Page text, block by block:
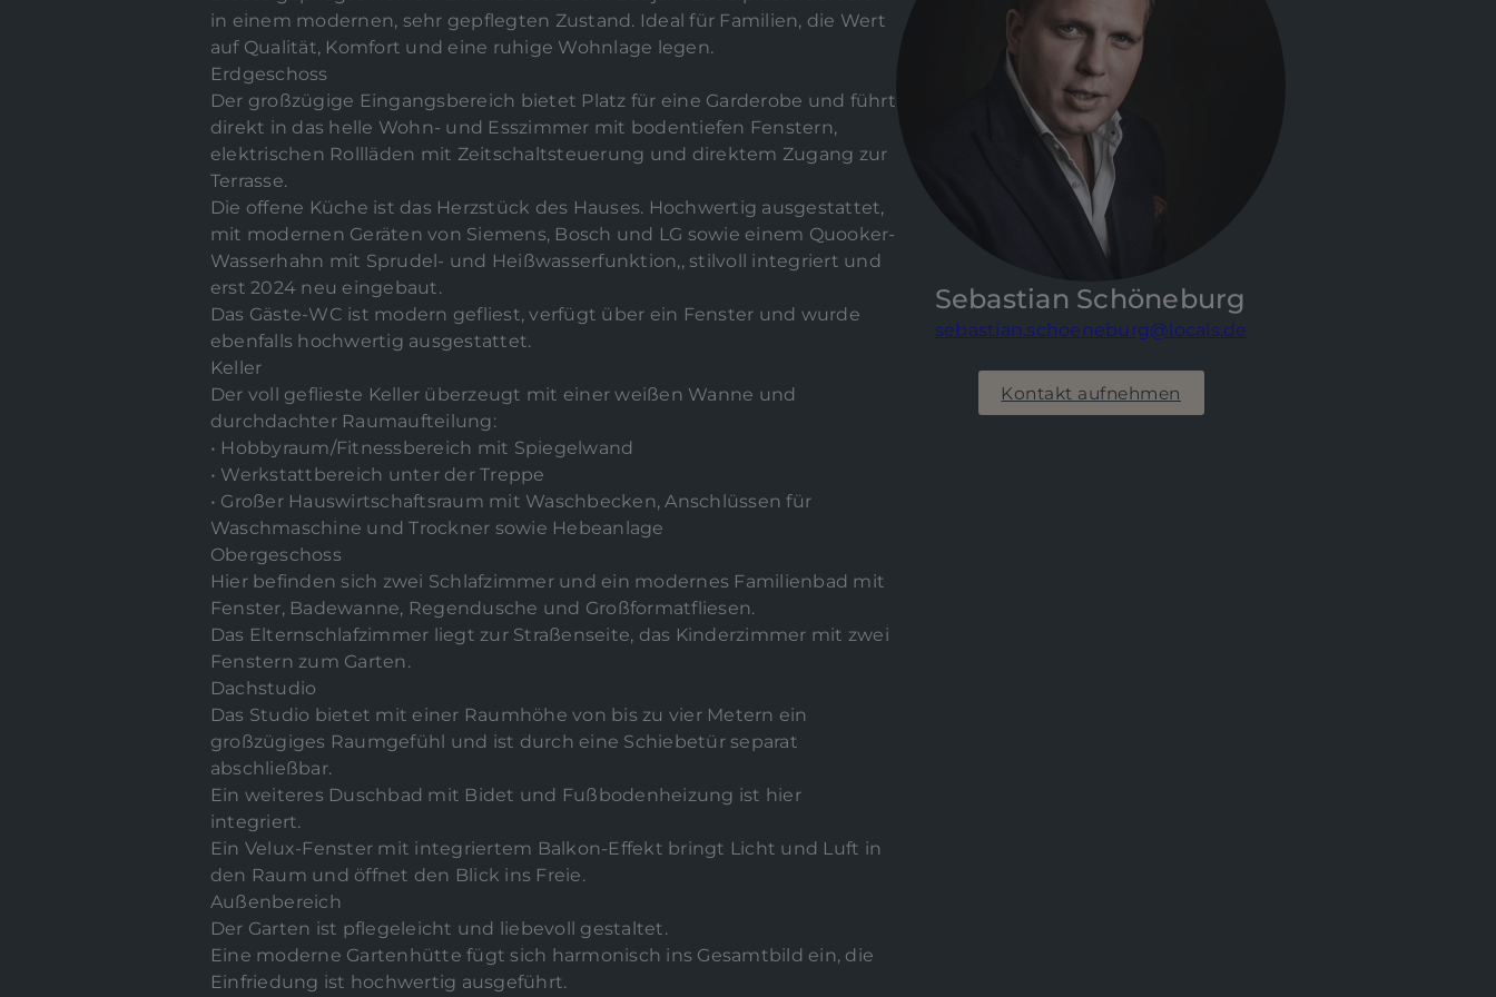
in einem modernen, sehr gepflegten Zustand. Ideal für Familien, die Wert
auf Qualität, Komfort und eine ruhige Wohnlage legen.
Erdgeschoss
Der großzügige Eingangsbereich bietet Platz für eine Garderobe und führt
direkt in das helle Wohn- und Esszimmer mit bodentiefen Fenstern,
elektrischen Rollläden mit Zeitschaltsteuerung und direktem Zugang zur
Terrasse.
Die offene Küche ist das Herzstück des Hauses. Hochwertig ausgestattet,
mit modernen Geräten von Siemens, Bosch und LG sowie einem Quooker-
Wasserhahn mit Sprudel- und Heißwasserfunktion,, stilvoll integriert und
erst 2024 neu eingebaut.
Das Gäste-WC ist modern gefliest, verfügt über ein Fenster und wurde
ebenfalls hochwertig ausgestattet.
Keller
Der voll geflieste Keller überzeugt mit einer weißen Wanne und
durchdachter Raumaufteilung:
• Hobbyraum/Fitnessbereich mit Spiegelwand
• Werkstattbereich unter der Treppe
• Großer Hauswirtschaftsraum mit Waschbecken, Anschlüssen für
Waschmaschine und Trockner sowie Hebeanlage
Obergeschoss
Hier befinden sich zwei Schlafzimmer und ein modernes Familienbad mit
Fenster, Badewanne, Regendusche und Großformatfliesen.
Das Elternschlafzimmer liegt zur Straßenseite, das Kinderzimmer mit zwei
Fenstern zum Garten.
Dachstudio
Das Studio bietet mit einer Raumhöhe von bis zu vier Metern ein
großzügiges Raumgefühl und ist durch eine Schiebetür separat
abschließbar.
Ein weiteres Duschbad mit Bidet und Fußbodenheizung ist hier
integriert.
Ein Velux-Fenster mit integriertem Balkon-Effekt bringt Licht und Luft in
den Raum und öffnet den Blick ins Freie.
Außenbereich
Der Garten ist pflegeleicht und liebevoll gestaltet.
Eine moderne Gartenhütte fügt sich harmonisch ins Gesamtbild ein, die
Einfriedung ist hochwertig ausgeführt.
Sebastian Schöneburg
sebastian.schoeneburg@locals.de
Kontakt aufnehmen